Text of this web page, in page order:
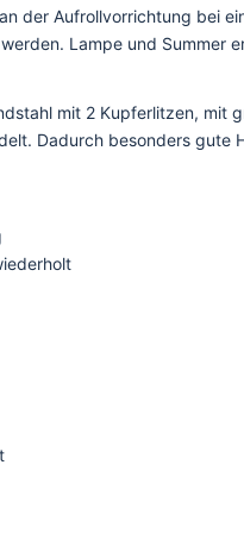
der Aufrollvorrichtung bei
Lampe und Summer
mit 2 Kupferlitzen, mit
Dadurch besonders gute